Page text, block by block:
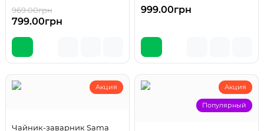
хитовый родственник.
Черная крышка не та..
969.00грн
799.00грн
правильного
заваривания чая. Разных
999.00грн
Акция
Чайник-заварник Sama
Акция
Популярный